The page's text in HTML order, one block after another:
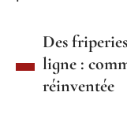
Des
ligne :
réinventée